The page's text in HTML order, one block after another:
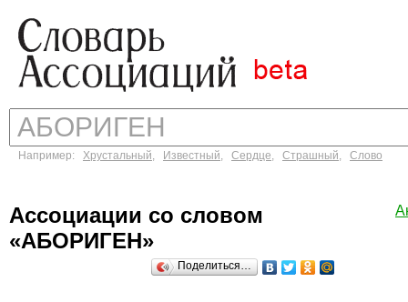
Например: Хрустальный, Известный, Сердце, Страшный, Слово
Ассоциации со словом
«АБОРИГЕН»
Поделиться…